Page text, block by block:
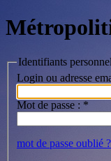
Identifiants
Login ou adresse
Mot de passe : *
mot de passe oublié ?